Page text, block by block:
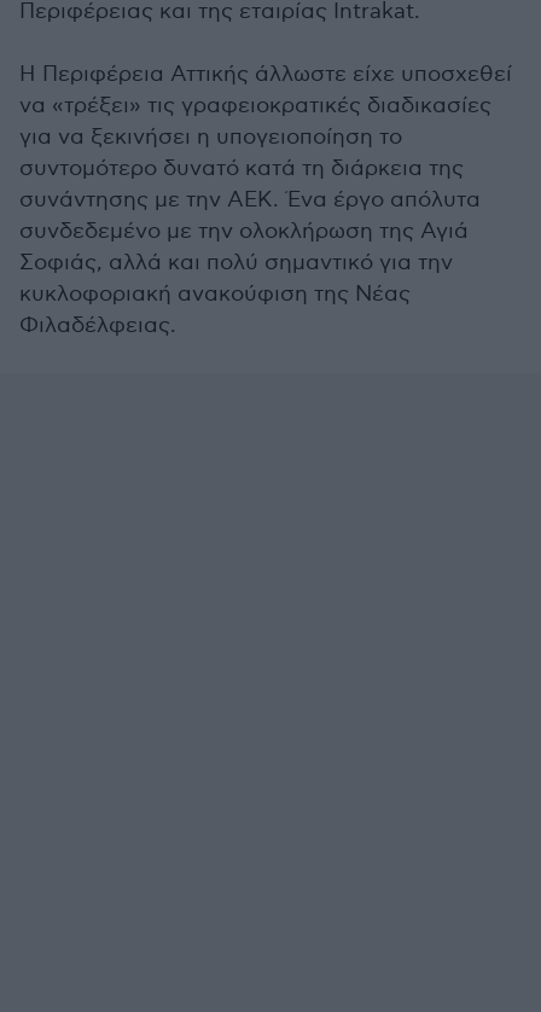
Περιφέρειας και της εταιρίας Intrakat.
Η Περιφέρεια Αττικής άλλωστε είχε υποσχεθεί
να «τρέξει» τις γραφειοκρατικές διαδικασίες
για να ξεκινήσει η υπογειοποίηση το
συντομότερο δυνατό κατά τη διάρκεια της
συνάντησης με την ΑΕΚ. Ένα έργο απόλυτα
συνδεδεμένο με την ολοκλήρωση της Αγιά
Σοφιάς, αλλά και πολύ σημαντικό για την
κυκλοφοριακή ανακούφιση της Νέας
Φιλαδέλφειας.